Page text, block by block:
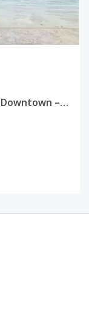
Modern 2BR Condo for Sale in Epic Downtown – $145,000